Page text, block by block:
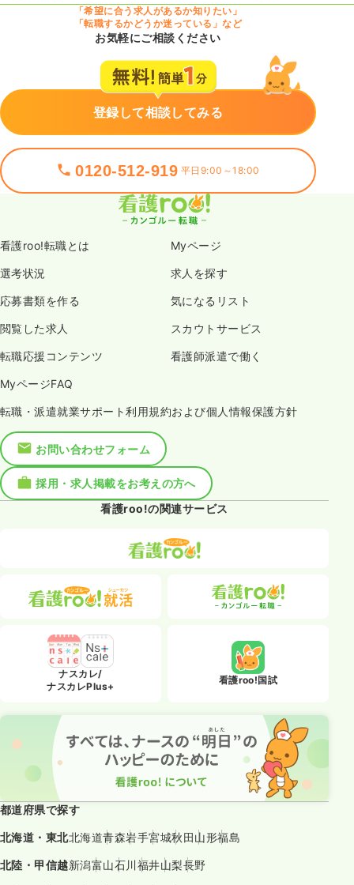
「希望に合う求人があるか知りたい」
「転職するかどうか迷っている」など
お気軽にご相談ください
登録して相談してみる
0120-512-919 平日9:00～18:00
看護roo!転職とは Myページ
選考状況 求人を探す
応募書類を作る 気になるリスト
閲覧した求人 スカウトサービス
転職応援コンテンツ 看護師派遣で働く
MyページFAQ
転職・派遣就業サポート利用規約および個人情報保護方針
お問い合わせフォーム
採用・求人掲載をお考えの方へ
看護roo!の関連サービス
ナスカレ/
ナスカレPlus+
看護roo!国試
都道府県で探す
北海道・東北北海道青森岩手宮城秋田山形福島
北陸・甲信越新潟富山石川福井山梨長野